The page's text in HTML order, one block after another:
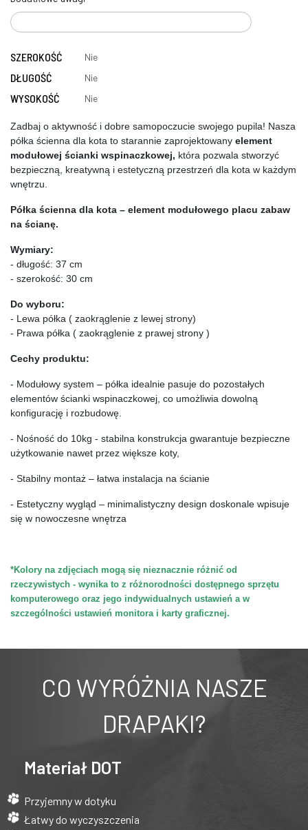
SZEROKOŚĆ Nie
DŁUGOŚĆ Nie
WYSOKOŚĆ Nie
Zadbaj o aktywność i dobre samopoczucie swojego pupila! Nasza
półka ścienna dla kota to starannie zaprojektowany element
modułowej ścianki wspinaczkowej, która pozwala stworzyć
bezpieczną, kreatywną i estetyczną przestrzeń dla kota w każdym
wnętrzu.
Półka ścienna dla kota – element modułowego placu zabaw
na ścianę.
Wymiary:
- długość: 37 cm
- szerokość: 30 cm
Do wyboru:
- Lewa półka ( zaokrąglenie z lewej strony)
- Prawa półka ( zaokrąglenie z prawej strony )
Cechy produktu:
- Modułowy system – półka idealnie pasuje do pozostałych
elementów ścianki wspinaczkowej, co umożliwia dowolną
konfigurację i rozbudowę.
- Nośność do 10kg - stabilna konstrukcja gwarantuje bezpieczne
użytkowanie nawet przez większe koty,
- Stabilny montaż – łatwa instalacja na ścianie
- Estetyczny wygląd – minimalistyczny design doskonale wpisuje
się w nowoczesne wnętrza
*Kolory na zdjęciach mogą się nieznacznie różnić od
rzeczywistych - wynika to z różnorodności dostępnego sprzętu
komputerowego oraz jego indywidualnych ustawień a w
szczególności ustawień monitora i karty graficznej.
CO WYRÓŻNIA NASZE
DRAPAKI?
Materiał DOT
Przyjemny w dotyku
Łatwy do wyczyszczenia